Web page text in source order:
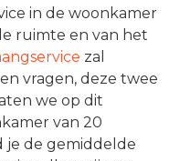
in de woonkamer
ruimte en van het
zal
vragen, deze twee
we op dit
van 20
je de gemiddelde